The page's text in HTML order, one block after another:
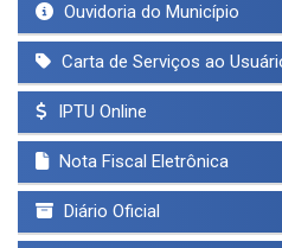
Ouvidoria do Município
Carta de Serviços ao
IPTU Online
Nota Fiscal Eletrônica
Diário Oficial